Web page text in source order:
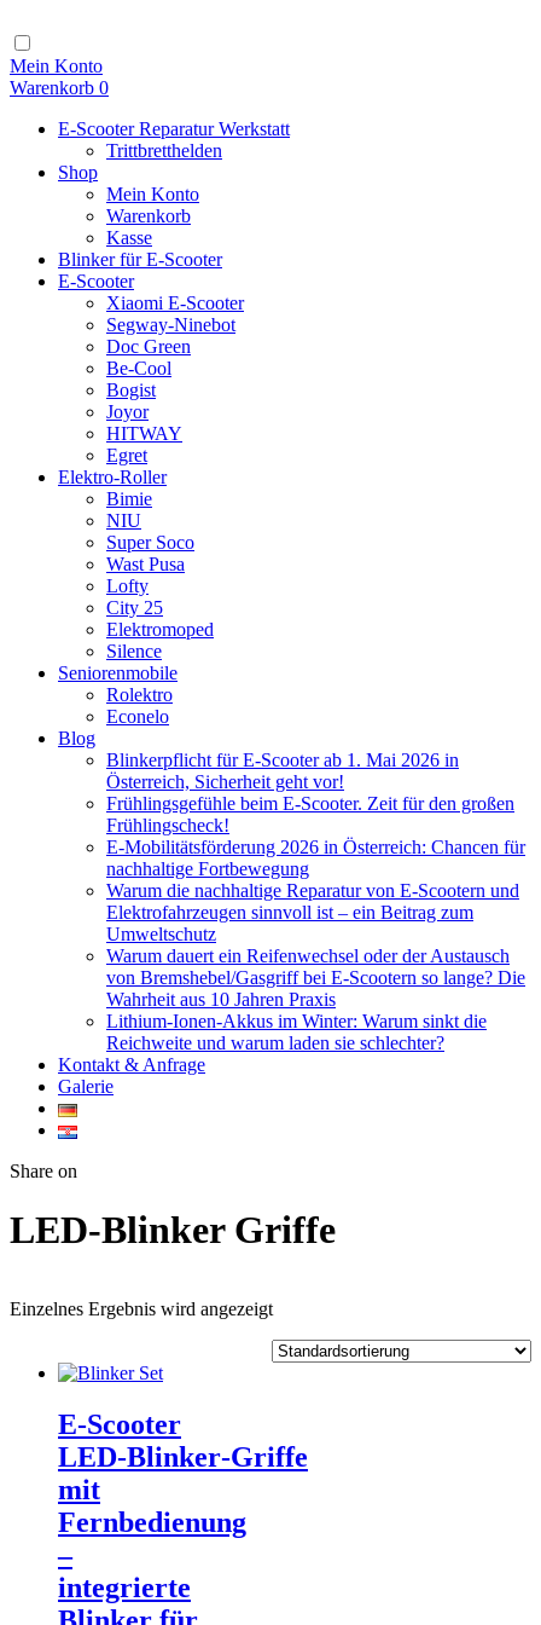
Inhalt
Mein Konto
Warenkorb 0
E-Scooter Reparatur Werkstatt
Trittbretthelden
Shop
Mein Konto
Warenkorb
Kasse
Blinker für E-Scooter
E-Scooter
Xiaomi E-Scooter
Segway-Ninebot
Doc Green
Be-Cool
Bogist
Joyor
HITWAY
Egret
Elektro-Roller
Bimie
NIU
Super Soco
Wast Pusa
Lofty
City 25
Elektromoped
Silence
Seniorenmobile
Rolektro
Econelo
Blog
Blinkerpflicht für E-Scooter ab 1. Mai 2026 in
Österreich, Sicherheit geht vor!
Frühlingsgefühle beim E-Scooter. Zeit für den großen
Frühlingscheck!
E-Mobilitätsförderung 2026 in Österreich: Chancen für
nachhaltige Fortbewegung
Warum die nachhaltige Reparatur von E-Scootern und
Elektrofahrzeugen sinnvoll ist – ein Beitrag zum
Umweltschutz
Warum dauert ein Reifenwechsel oder der Austausch
von Bremshebel/Gasgriff bei E-Scootern so lange? Die
Wahrheit aus 10 Jahren Praxis
Lithium-Ionen-Akkus im Winter: Warum sinkt die
Reichweite und warum laden sie schlechter?
Kontakt & Anfrage
Galerie
Share on
LED‑Blinker Griffe
Einzelnes Ergebnis wird angezeigt
E‑Scooter
LED‑Blinker‑Griffe
mit
Fernbedienung
–
integrierte